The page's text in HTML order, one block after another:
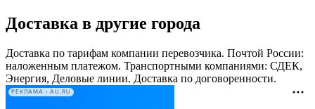
Доставка в другие города
Доставка по тарифам компании перевозчика. Почтой России:
наложенным платежом. Транспортными компаниями: СДЕК,
Энергия, Деловые линии. Доставка по договоренности.
РЕКЛАМА • AU.RU